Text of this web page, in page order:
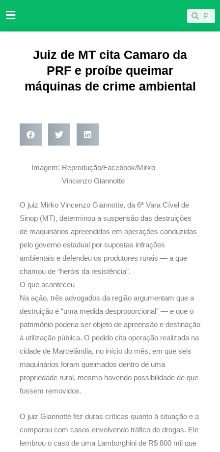
para
Pesquisar
Juiz de MT cita Camaro da
PRF e proíbe queimar
máquinas de crime ambiental
Imagem: Reprodução/Facebook/Mirko
Vincenzo Giannotte
O juiz Mirko Vincenzo Giannotte, da 6ª Vara Cível de
Sinop (MT), determinou a suspensão das destruições
de maquinários apreendidos em operações conduzidas
pelo governo estadual por supostas infrações
ambientais e defendeu os produtores rurais — a que
chamou de “heróis da resistência”.
O que aconteceu
Na ação, três advogados da região argumentam que a
destruição é “uma medida desproporcional” — e que o
patrimônio poderia ser objeto de apreensão e destinação
à utilização pública. O pedido cita operação realizada na
cidade de Marcelândia, no início do mês, em que seis
maquinários foram queimados dentro de uma
propriedade rural, mesmo havendo possibilidade de que
fossem removidos.
O juiz Giannotte fez duras críticas quanto à situação e a
comparou com casos envolvendo tráfico de drogas. Ele
lembrou o caso de uma Lamborghini de R$ 800 mil que